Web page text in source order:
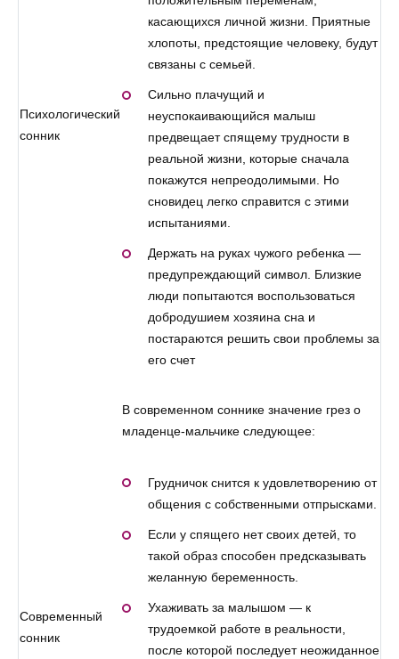
Психологический
сонник
касающихся личной жизни. Приятные
хлопоты, предстоящие человеку, будут
связаны с семьей.
Сильно плачущий и
неуспокаивающийся малыш
предвещает спящему трудности в
реальной жизни, которые сначала
покажутся непреодолимыми. Но
сновидец легко справится с этими
испытаниями.
Держать на руках чужого ребенка —
предупреждающий символ. Близкие
люди попытаются воспользоваться
добродушием хозяина сна и
постараются решить свои проблемы за
его счет
Современный
сонник
В современном соннике значение грез о
младенце-мальчике следующее:
Грудничок снится к удовлетворению от
общения с собственными отпрысками.
Если у спящего нет своих детей, то
такой образ способен предсказывать
желанную беременность.
Ухаживать за малышом — к
трудоемкой работе в реальности,
после которой последует неожиданное